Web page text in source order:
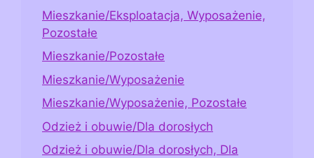
Mieszkanie/Eksploatacja, Wyposażenie,
Pozostałe
Mieszkanie/Pozostałe
Mieszkanie/Wyposażenie
Mieszkanie/Wyposażenie, Pozostałe
Odzież i obuwie/Dla dorosłych
Odzież i obuwie/Dla dorosłych, Dla